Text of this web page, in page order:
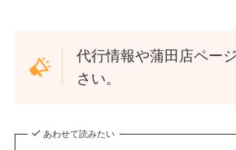
代行情報や蒲田店ペー
さい。
あわせて読みたい